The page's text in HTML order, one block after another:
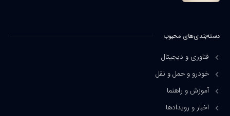
دسته‌بندی‌های محبوب
فناوری و دیجیتال
خودرو و حمل و نقل
آموزش و راهنما
اخبار و رویدادها